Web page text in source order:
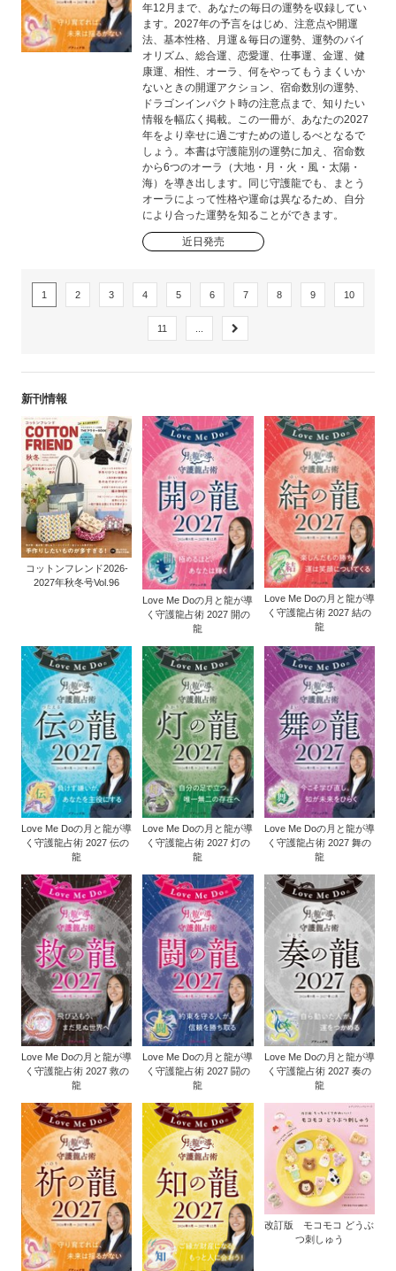
年12月まで、あなたの毎日の運勢を収録してい
ます。2027年の予言をはじめ、注意点や開運
法、基本性格、月運＆毎日の運勢、運勢のバイ
オリズム、総合運、恋愛運、仕事運、金運、健
康運、相性、オーラ、何をやってもうまくいか
ないときの開運アクション、宿命数別の運勢、
ドラゴンインパクト時の注意点まで、知りたい
情報を幅広く掲載。この一冊が、あなたの2027
年をより幸せに過ごすための道しるべとなるで
しょう。本書は守護龍別の運勢に加え、宿命数
から6つのオーラ（大地・月・火・風・太陽・
海）を導き出します。同じ守護龍でも、まとう
オーラによって性格や運命は異なるため、自分
により合った運勢を知ることができます。
近日発売
1 2 3 4 5 6 7 8 9 10
11
新刊情報
コットンフレンド2026-
2027年秋冬号Vol.96
Love Me Doの月と龍が導
く守護龍占術 2027 開の
龍
Love Me Doの月と龍が導
く守護龍占術 2027 結の
龍
Love Me Doの月と龍が導
く守護龍占術 2027 伝の
龍
Love Me Doの月と龍が導
く守護龍占術 2027 灯の
龍
Love Me Doの月と龍が導
く守護龍占術 2027 舞の
龍
Love Me Doの月と龍が導
く守護龍占術 2027 救の
龍
Love Me Doの月と龍が導
く守護龍占術 2027 闘の
龍
Love Me Doの月と龍が導
く守護龍占術 2027 奏の
龍
改訂版 モコモコ どうぶ
つ刺しゅう